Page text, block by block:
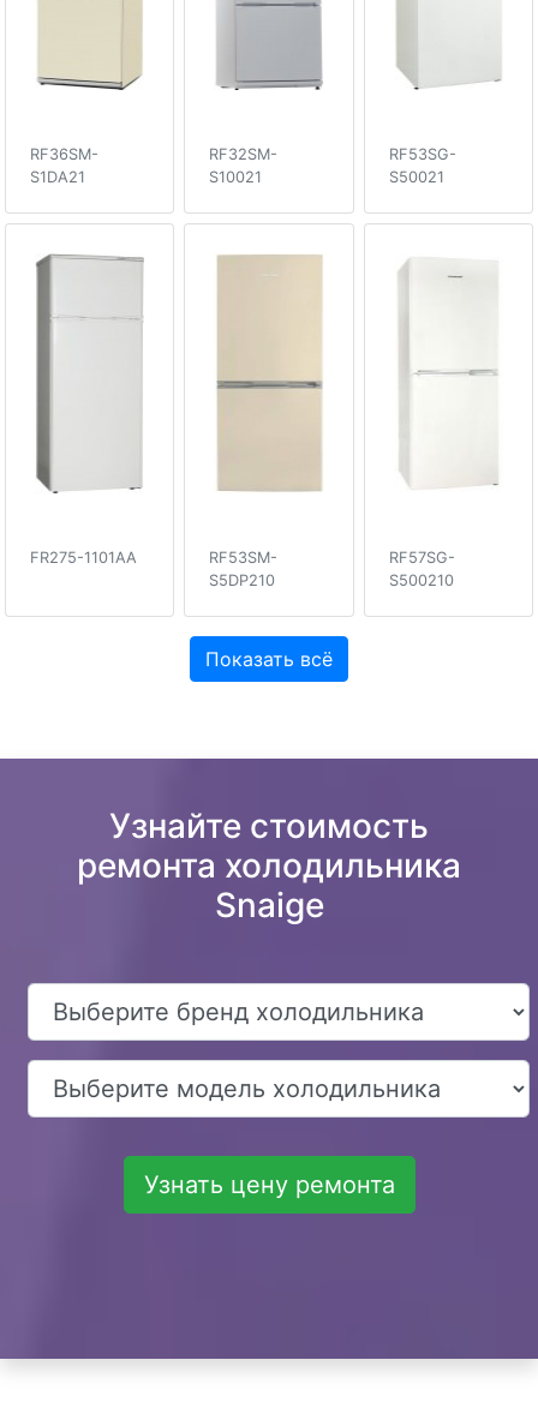
RF36SM-
S1DA21
RF32SM-
S10021
RF53SG-
S50021
FR275-1101AA
RF53SM-
S5DP210
RF57SG-
S500210
Показать всё
Узнайте стоимость
ремонта холодильника
Snaige
Узнать цену ремонта